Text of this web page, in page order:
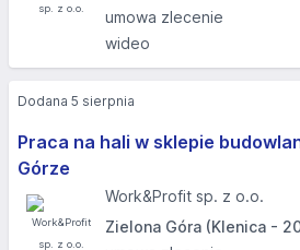
umowa zlecenie
wideo
Praca na hali w sklepie
Górze
Work&Profit sp. z o.o.
Zielona Góra (Klenica -
Dodana 5 sierpnia